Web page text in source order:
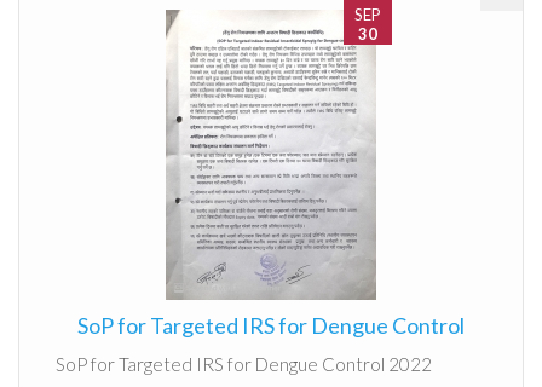
SEP
30
SoP for Targeted IRS for Dengue Control
SoP for Targeted IRS for Dengue Control 2022